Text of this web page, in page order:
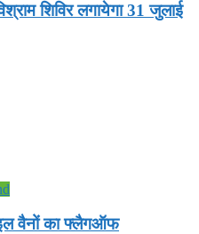
शिविर लगायेगा 31 जुलाई
वैनों का फ्लैगऑफ